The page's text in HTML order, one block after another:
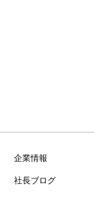
企業情報
社長ブログ